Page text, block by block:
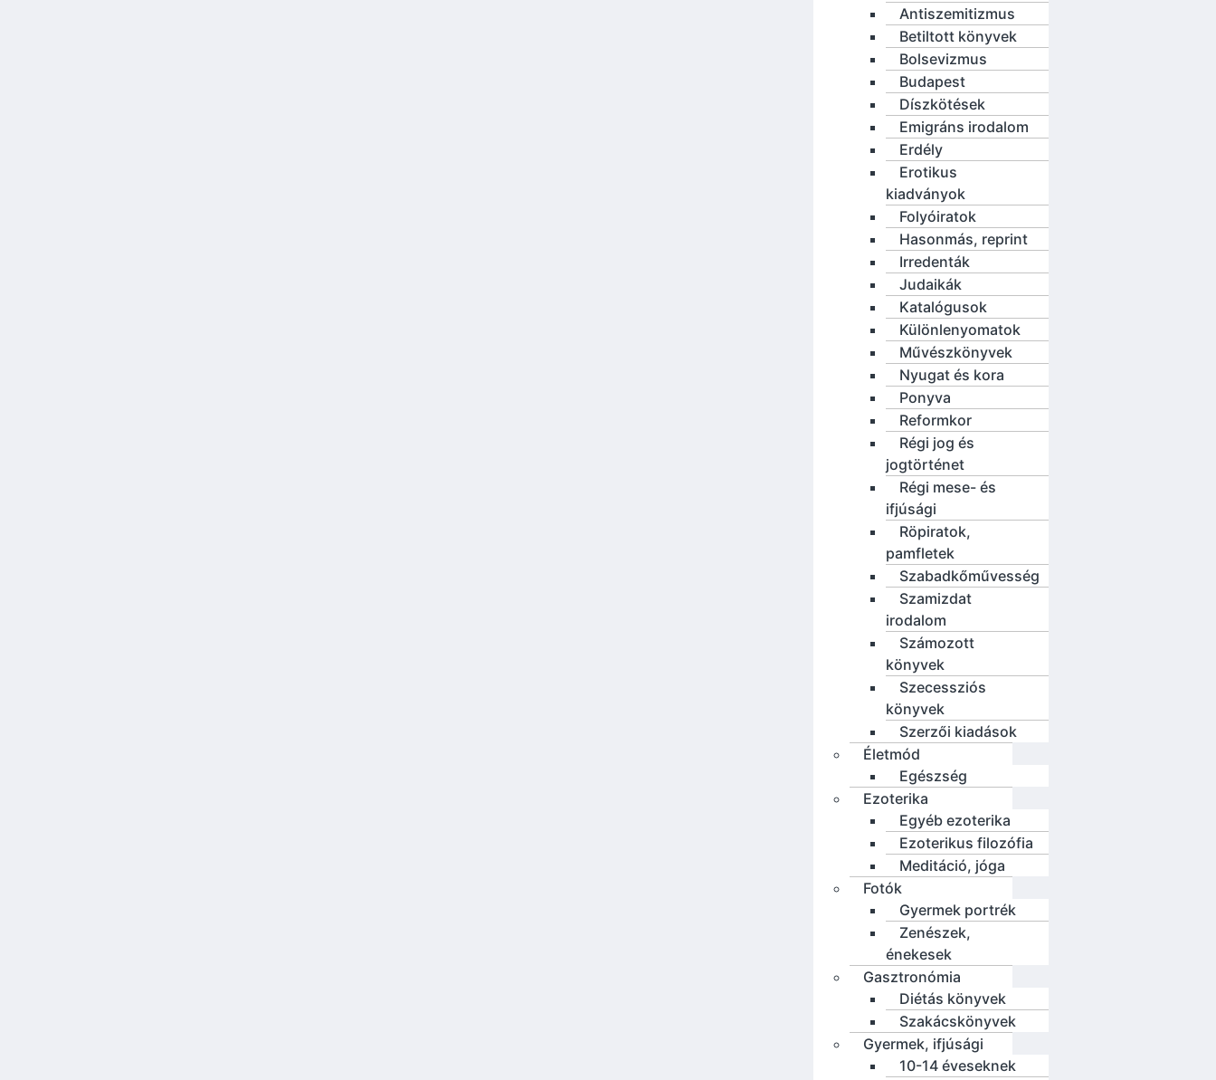
Antiszemitizmus
Betiltott könyvek
Bolsevizmus
Budapest
Díszkötések
Emigráns irodalom
Erdély
Erotikus
kiadványok
Folyóiratok
Hasonmás, reprint
Irredenták
Judaikák
Katalógusok
Különlenyomatok
Művészkönyvek
Nyugat és kora
Ponyva
Reformkor
Régi jog és
jogtörténet
Régi mese- és
ifjúsági
Röpiratok,
pamfletek
Szabadkőművesség
Szamizdat
irodalom
Számozott
könyvek
Szecessziós
könyvek
Szerzői kiadások
Életmód
Egészség
Ezoterika
Egyéb ezoterika
Ezoterikus filozófia
Meditáció, jóga
Fotók
Gyermek portrék
Zenészek,
énekesek
Gasztronómia
Diétás könyvek
Szakácskönyvek
Gyermek, ifjúsági
10-14 éveseknek